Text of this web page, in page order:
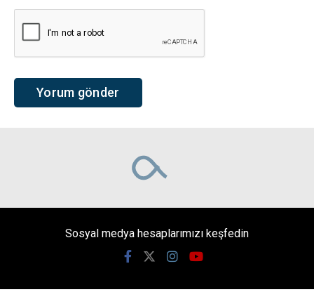
Sosyal medya hesaplarımızı keşfedin